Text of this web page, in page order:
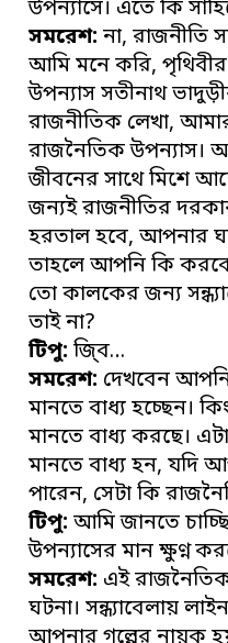
উপন্যাসে। এতে কি
সমরেশ: না, রাজনীতি
আমি মনে করি, পৃথিবীর
উপন্যাস সতীনাথ
রাজনীতিক লেখা,
রাজনৈতিক উপন্যাস।
জীবনের সাথে মিশে
জন্যই রাজনীতির
হরতাল হবে, আপনার
তাহলে আপনি কি
তো কালকের জন্য
তাই না?
টিপু: জি্ব…
সমরেশ: দেখবেন
মানতে বাধ্য হচ্ছেন।
মানতে বাধ্য করছে।
মানতে বাধ্য হন, যদি
পারেন, সেটা কি
টিপু: আমি জানতে
উপন্যাসের মান ক্ষুণ্ন
সমরেশ: এই
ঘটনা। সন্ধ্যাবেলায়